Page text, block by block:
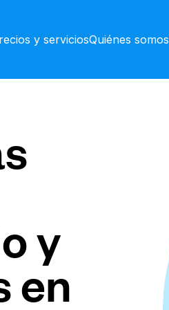
y serviciosQuiénes somos
y
en